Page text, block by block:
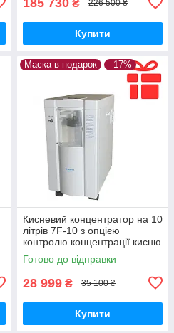
₴ 226 500 ₴
Купити
Маска в подарок –17%
Кисневий концентратор на 10
літрів 7F-10 з опцією
контролю концентрації кисню
МедГруп
Готово до відправки
28 999 ₴ 35 100 ₴
Купити